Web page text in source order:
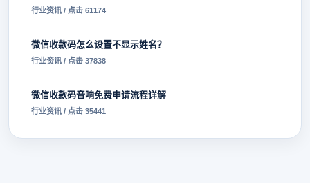
行业资讯 / 点击 61174
微信收款码怎么设置不显示姓名？
行业资讯 / 点击 37838
微信收款码音响免费申请流程详解
行业资讯 / 点击 35441